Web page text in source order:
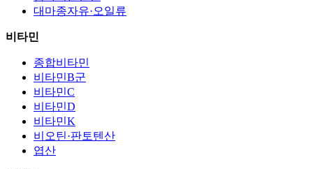
대마종자유·오일류
비타민
종합비타민
비타민B군
비타민C
비타민D
비타민K
비오틴·판토텐산
엽산